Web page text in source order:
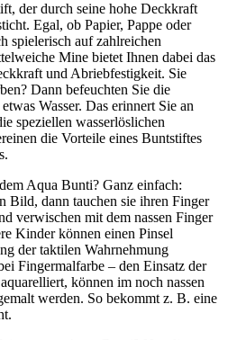
der durch seine hohe Deckkraft
Egal, ob Papier, Pappe oder
spielerisch auf zahlreichen
Mine bietet Ihnen dabei das
und Abriebfestigkeit. Sie
Dann befeuchten Sie die
Wasser. Das erinnert Sie an
speziellen wasserlöslichen
die Vorteile eines Buntstiftes
Aqua Bunti? Ganz einfach:
Bild, dann tauchen sie ihren Finger
verwischen mit dem nassen Finger
Kinder können einen Pinsel
der taktilen Wahrnehmung
Fingermalfarbe – den Einsatz der
können im noch nassen
werden. So bekommt z. B. eine